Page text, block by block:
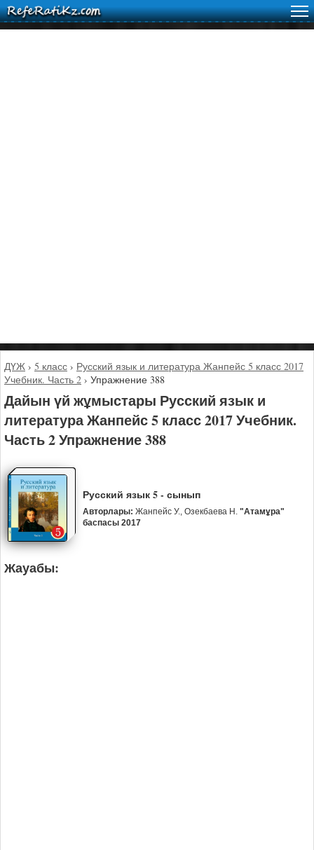
ДҮЖ › 5 класс › Русский язык и литература Жанпейс 5 класс 2017
Учебник. Часть 2 › Упражнение 388
Дайын үй жұмыстары Русский язык и
литература Жанпейс 5 класс 2017 Учебник.
Часть 2 Упражнение 388
Русский язык 5 - сынып
Авторлары: Жанпейс У., Озекбаева Н. "Атамұра"
баспасы 2017
Жауабы: